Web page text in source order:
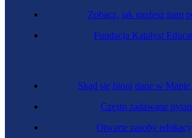
Skąd się biorą dane w
Często zadawane
Otwarte zasoby
Zobacz, jak możesz nam
Fundacja Katalyst